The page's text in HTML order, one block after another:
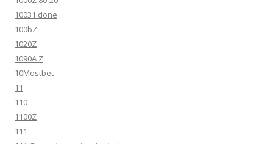
10031 done
100bZ
1020Z
1090A Z
10Mostbet
11
110
1100Z
111